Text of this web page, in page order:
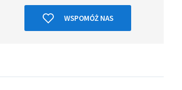
WSPOMÓŻ NAS